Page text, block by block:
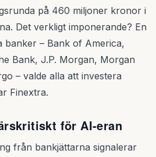
på 460 miljoner kronor i
Det verkligt imponerande? En
banker – Bank of America,
Bank, J.P. Morgan, Morgan
– valde alla att investera
Finextra.
för AI-eran
från bankjättarna signalerar